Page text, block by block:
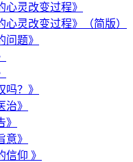
心灵改变过程》
心灵改变过程》（简版）
问题》
吗？》
治》
》
意》
信仰 》